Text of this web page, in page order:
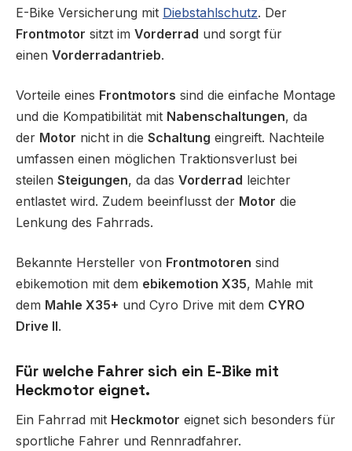
E-Bike Versicherung mit Diebstahlschutz. Der
Frontmotor sitzt im Vorderrad und sorgt für
einen Vorderradantrieb.
Vorteile eines Frontmotors sind die einfache Montage
und die Kompatibilität mit Nabenschaltungen, da
der Motor nicht in die Schaltung eingreift. Nachteile
umfassen einen möglichen Traktionsverlust bei
steilen Steigungen, da das Vorderrad leichter
entlastet wird. Zudem beeinflusst der Motor die
Lenkung des Fahrrads.
Bekannte Hersteller von Frontmotoren sind
ebikemotion mit dem ebikemotion X35, Mahle mit
dem Mahle X35+ und Cyro Drive mit dem CYRO
Drive II.
Für welche Fahrer sich ein E-Bike mit
Heckmotor eignet.
Ein Fahrrad mit Heckmotor eignet sich besonders für
sportliche Fahrer und Rennradfahrer.